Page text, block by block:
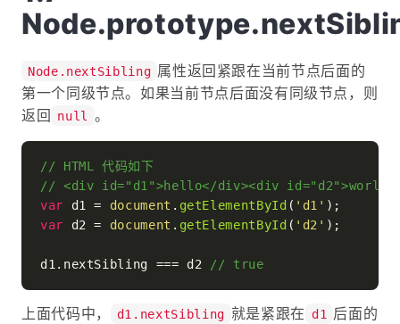
Node.nextSibling 属性返回紧跟在当前节点后面的
第一个同级节点。如果当前节点后面没有同级节点，则
返回 null 。
// HTML 代码如下
// <div id="d1">hello</div><div
var d1 = document . getElementById ( 'd1'
var d2 = document . getElementById ( 'd2' );
d1. nextSibling === d2 // true
上面代码中， d1.nextSibling 就是紧跟在 d1
后面的